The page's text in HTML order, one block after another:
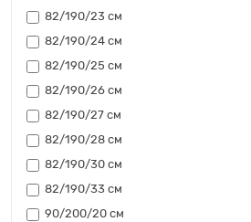
82/190/23 см
82/190/24 см
82/190/25 см
82/190/26 см
82/190/27 см
82/190/28 см
82/190/30 см
82/190/33 см
90/200/20 см